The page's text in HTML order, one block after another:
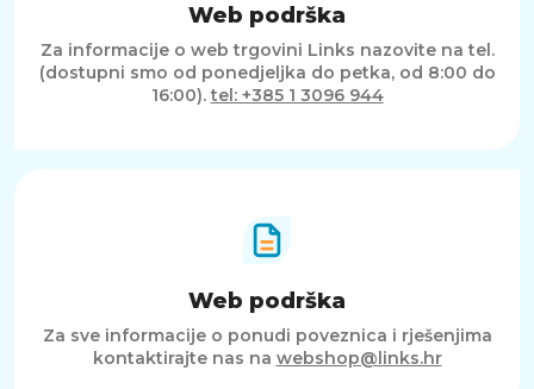
Web podrška
Za informacije o web trgovini Links nazovite na tel.
(dostupni smo od ponedjeljka do petka, od 8:00 do
16:00).tel: +385 1 3096 944
Web podrška
Za sve informacije o ponudi poveznica i rješenjima
kontaktirajte nas na webshop@links.hr